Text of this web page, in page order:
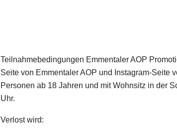
Teilnahmebedingungen Emmentaler AOP
Seite von Emmentaler AOP und Instagram-Seite
Personen ab 18 Jahren und mit Wohnsitz in der
Uhr.
Verlost wird: